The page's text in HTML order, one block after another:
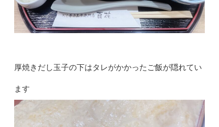
厚焼きだし玉子の下はタレがかかったご飯が隠れてい
ます